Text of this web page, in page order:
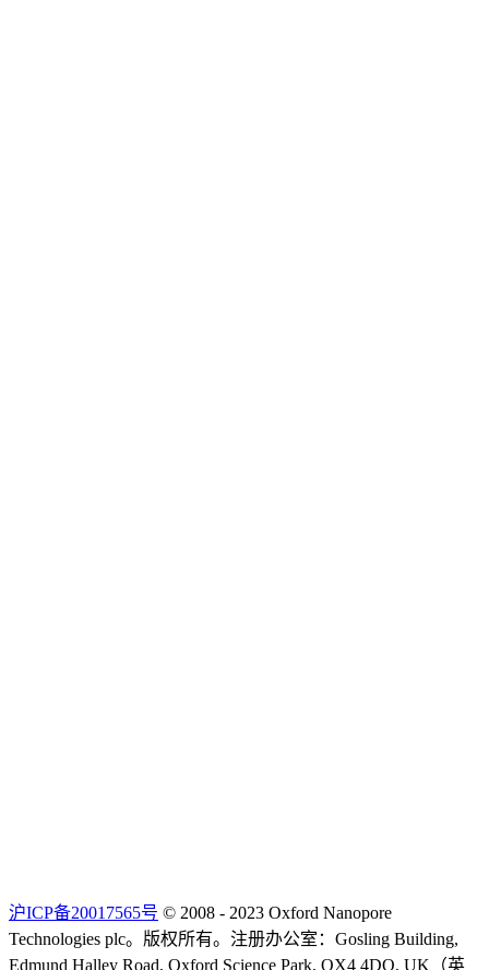
沪ICP备20017565号 © 2008 - 2023 Oxford Nanopore
Technologies plc。版权所有。注册办公室：Gosling Building,
Edmund Halley Road, Oxford Science Park, OX4 4DQ, UK（英